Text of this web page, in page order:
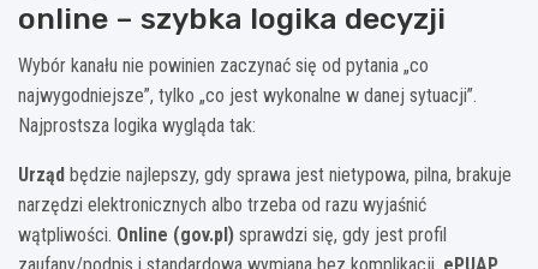
online – szybka logika decyzji
Wybór kanału nie powinien zaczynać się od pytania „co
najwygodniejsze”, tylko „co jest wykonalne w danej sytuacji”.
Najprostsza logika wygląda tak:
Urząd będzie najlepszy, gdy sprawa jest nietypowa, pilna, brakuje
narzędzi elektronicznych albo trzeba od razu wyjaśnić
wątpliwości. Online (gov.pl) sprawdzi się, gdy jest profil